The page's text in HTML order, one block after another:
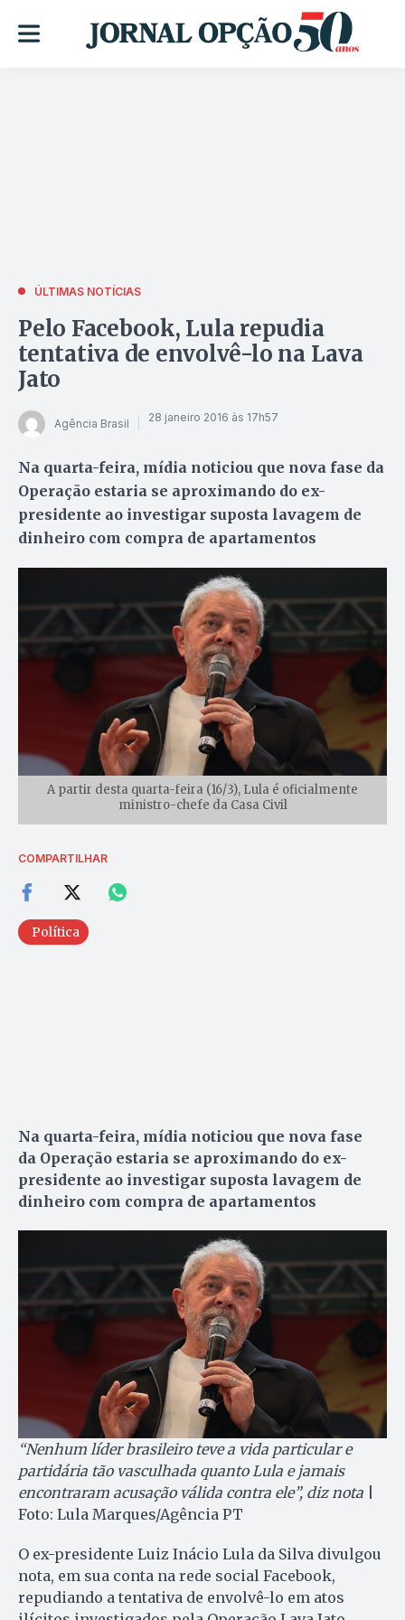
ÚLTIMAS NOTÍCIAS
Pelo Facebook, Lula repudia
tentativa de envolvê-lo na Lava
Jato
Agência Brasil 28 janeiro 2016 às 17h57
Na quarta-feira, mídia noticiou que nova fase da
Operação estaria se aproximando do ex-
presidente ao investigar suposta lavagem de
dinheiro com compra de apartamentos
A partir desta quarta-feira (16/3), Lula é oficialmente
ministro-chefe da Casa Civil
COMPARTILHAR
Política
Na quarta-feira, mídia noticiou que nova fase
da Operação estaria se aproximando do ex-
presidente ao investigar suposta lavagem de
dinheiro com compra de apartamentos
“Nenhum líder brasileiro teve a vida particular e
partidária tão vasculhada quanto Lula e jamais
encontraram acusação válida contra ele”, diz nota
Foto: Lula Marques/Agência PT
O ex-presidente Luiz Inácio Lula da Silva divulgou
nota, em sua conta na rede social Facebook,
repudiando a tentativa de envolvê-lo em atos